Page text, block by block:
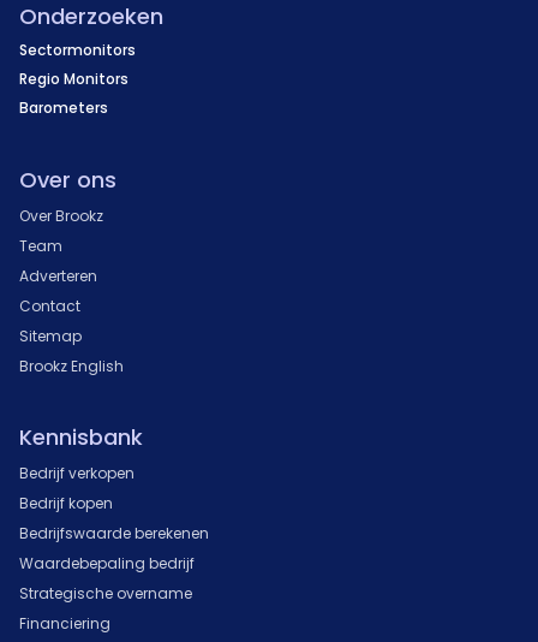
Onderzoeken
Sectormonitors
Regio Monitors
Barometers
Over ons
Over Brookz
Team
Adverteren
Contact
Sitemap
Brookz English
Kennisbank
Bedrijf verkopen
Bedrijf kopen
Bedrijfswaarde berekenen
Waardebepaling bedrijf
Strategische overname
Financiering